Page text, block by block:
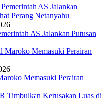
AS Jalankan Putusan
Memasuki Perairan